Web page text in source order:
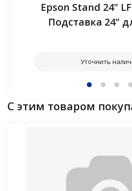
Epson Stand 24"
Подставка 24"
Уточнить
С этим товаром